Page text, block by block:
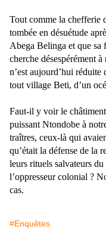
Tout comme la chefferie
tombée en désuétude
Abega Belinga et que sa
cherche désespérément
n’est aujourd’hui réduite
tout village Beti, d’un
Faut-il y voir le
puissant Ntondobe à
traîtres, ceux-là qui
qu’était la défense de la
leurs rituels salvateurs
l’oppresseur colonial ?
cas.
#Enquêtes